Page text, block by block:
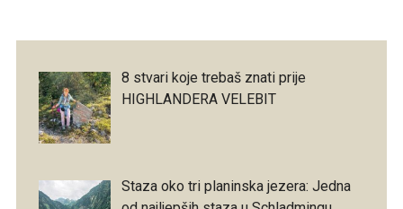
8 stvari koje trebaš znati prije
HIGHLANDERA VELEBIT
Staza oko tri planinska jezera: Jedna